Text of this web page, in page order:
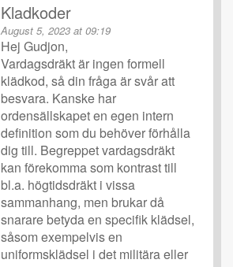
Kladkoder
August 5, 2023 at 09:19
Hej Gudjon,
Vardagsdräkt är ingen formell
klädkod, så din fråga är svår att
besvara. Kanske har
ordensällskapet en egen intern
definition som du behöver förhålla
dig till. Begreppet vardagsdräkt
kan förekomma som kontrast till
bl.a. högtidsdräkt i vissa
sammanhang, men brukar då
snarare betyda en specifik klädsel,
såsom exempelvis en
uniformsklädsel i det militära eller